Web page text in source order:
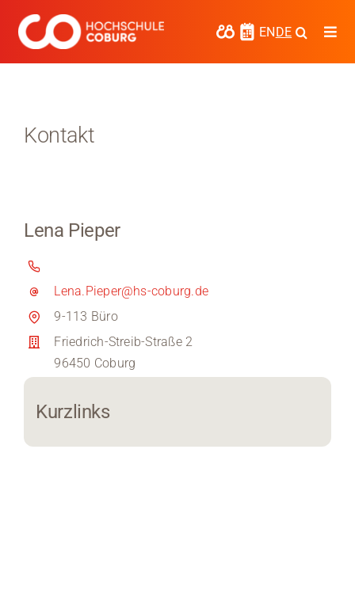
Inhalt
springen
ENDE
Regionalentwicklung
Entdecke die Region
Informationen für …
Kontakt
Medien
Kontakt
Lena Pieper
Lena.Pieper@hs-coburg.de
9-113 Büro
Friedrich-Streib-Straße 2
96450 Coburg
Kurzlinks